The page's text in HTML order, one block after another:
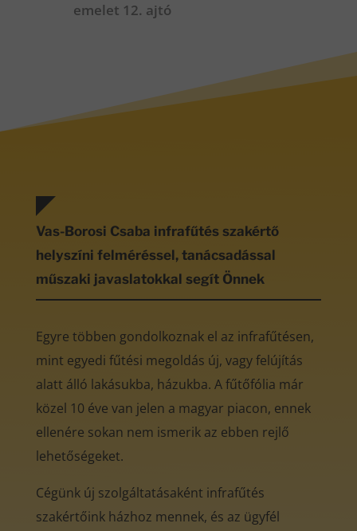
emelet 12. ajtó
Vas-Borosi Csaba infrafűtés szakértő
helyszíni felméréssel, tanácsadással
műszaki javaslatokkal segít Önnek
Egyre többen gondolkoznak el az infrafűtésen,
mint egyedi fűtési megoldás új, vagy felújítás
alatt álló lakásukba, házukba. A fűtőfólia már
közel 10 éve van jelen a magyar piacon, ennek
ellenére sokan nem ismerik az ebben rejlő
lehetőségeket.
Cégünk új szolgáltatásaként infrafűtés
szakértőink házhoz mennek, és az ügyfél